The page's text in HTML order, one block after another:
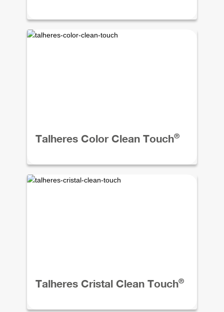
Talheres Color Clean Touch®
Talheres Cristal Clean Touch®